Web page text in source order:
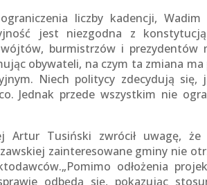
liczby kadencji,
jest niezgodna z
burmistrzów i
obywateli, na czym ta zmiana ma
Niech politycy zdecydują się,
Jednak przede wszystkim nie
Artur Tusiński zwrócił uwagę,
zainteresowane gminy nie
odłożenia
odbędą się, pokazując